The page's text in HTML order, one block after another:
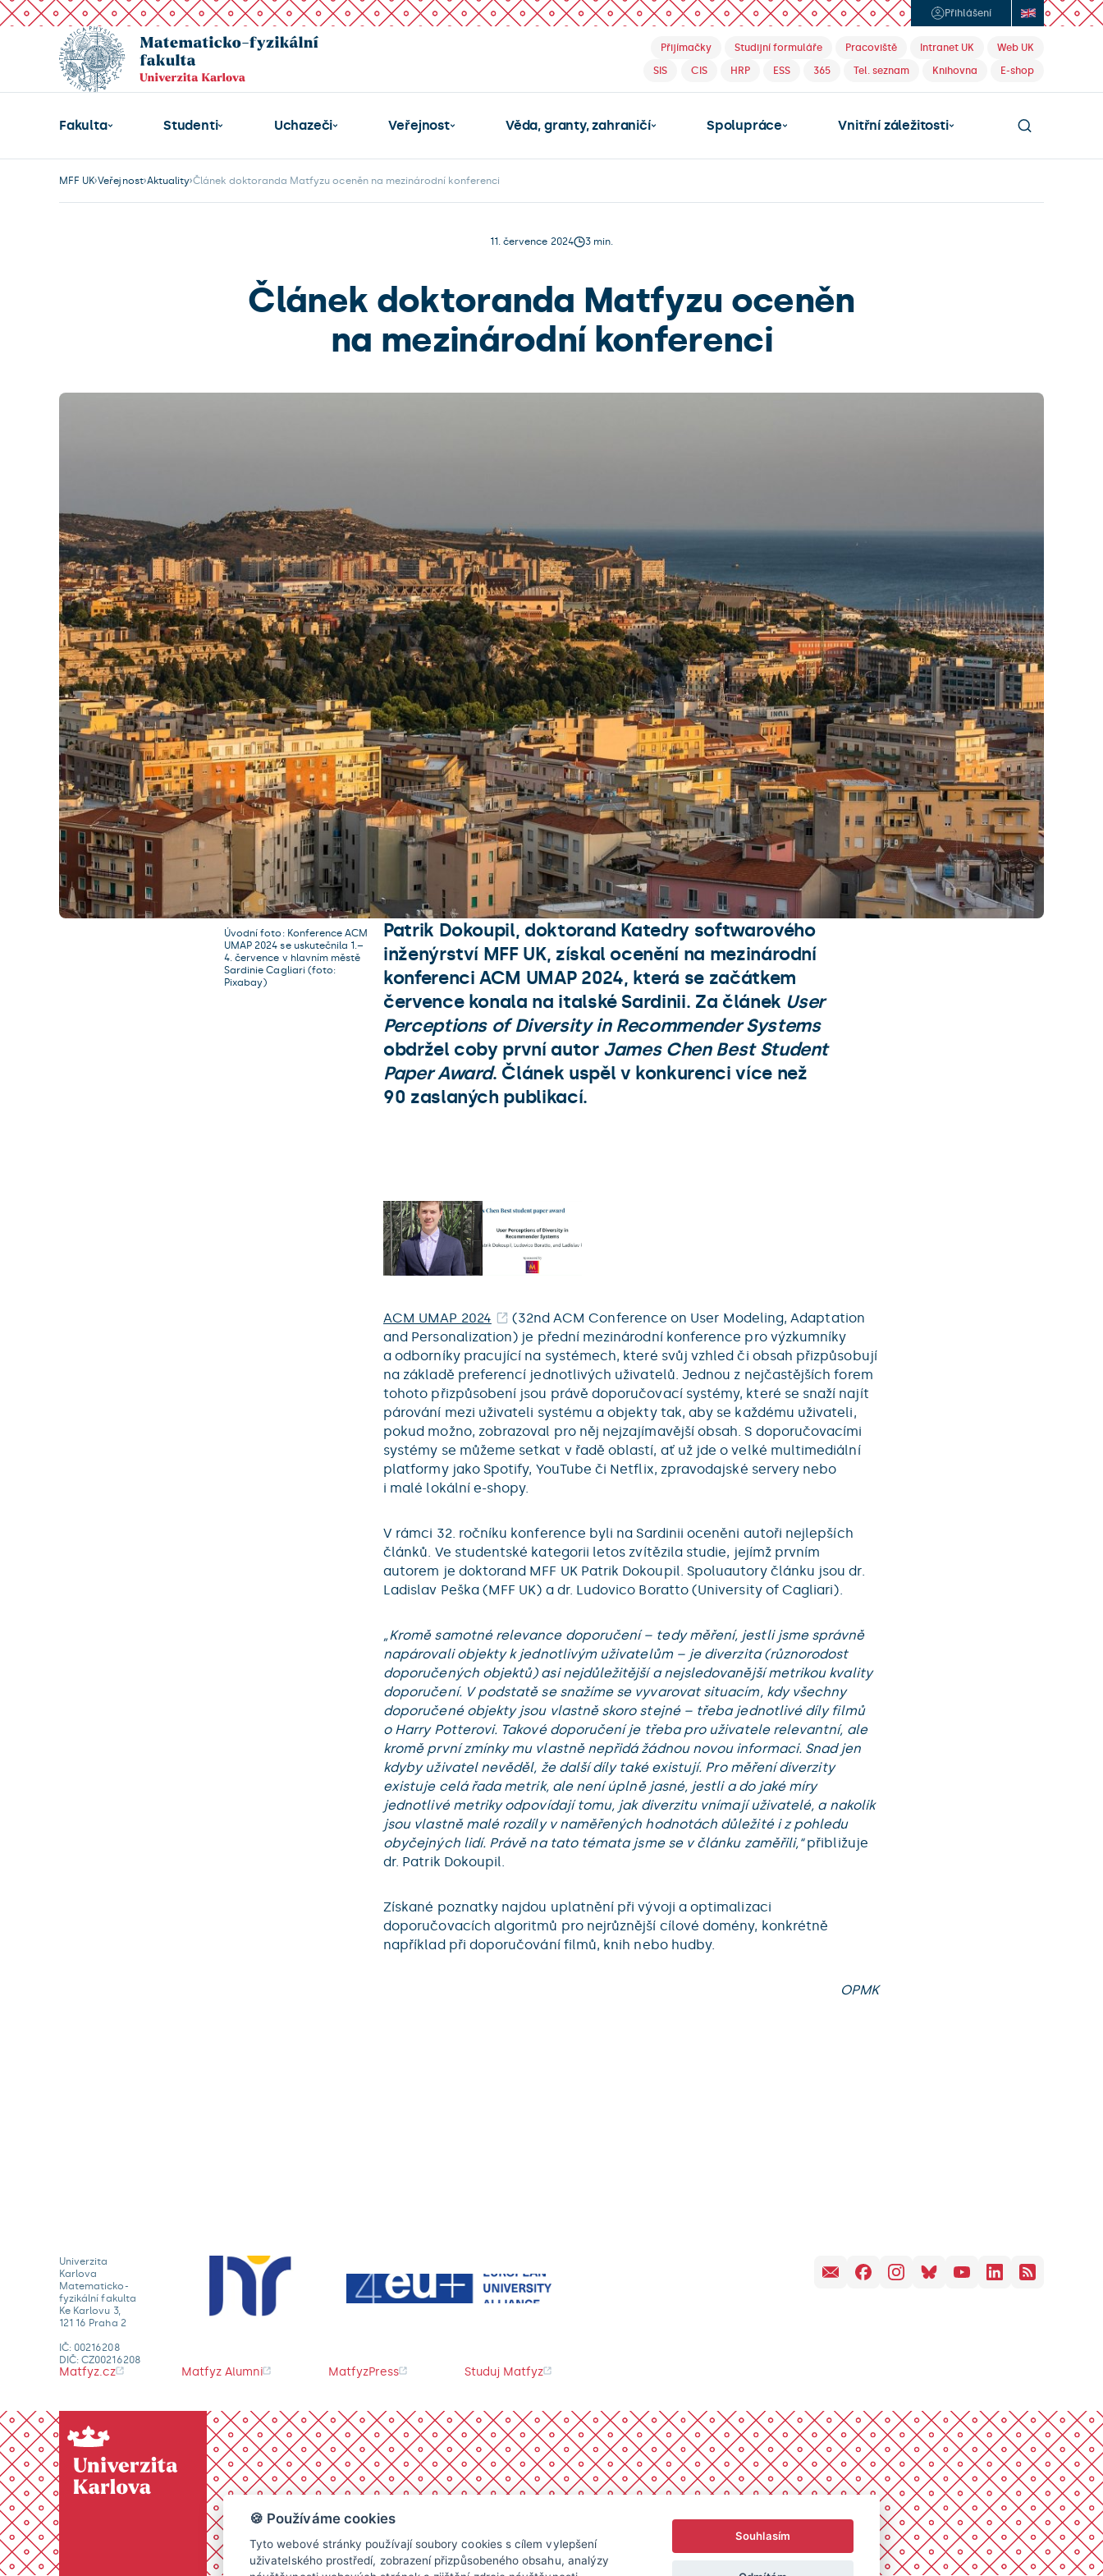
Přihlášení
Přijímačky Studijní formuláře Pracoviště Intranet UK
Web UK
SIS
CIS HRP ESS 365 Tel. seznam Knihovna E-shop
Fakulta Studenti Uchazeči Veřejnost Věda, granty, zahraničí Spolupráce Vnitřní záležitosti
MFF UK Veřejnost Aktuality Článek doktoranda Matfyzu oceněn na mezinárodní konferenci
11. července 2024 3 min.
Článek doktoranda Matfyzu oceněn
na mezinárodní konferenci
Úvodní foto: Konference ACM
UMAP 2024 se uskutečnila 1.–
4. července v hlavním městě
Sardinie Cagliari (foto:
Pixabay)
Patrik Dokoupil, doktorand Katedry softwarového
inženýrství MFF UK, získal ocenění na mezinárodní
konferenci ACM UMAP 2024, která se začátkem
července konala na italské Sardinii. Za článek User
Perceptions of Diversity in Recommender Systems
obdržel coby první autor James Chen Best Student
Paper Award. Článek uspěl v konkurenci více než
90 zaslaných publikací.
ACM UMAP 2024
(32nd ACM Conference on User Modeling, Adaptation
and Personalization) je přední mezinárodní konference pro výzkumníky
a odborníky pracující na systémech, které svůj vzhled či obsah přizpůsobují
na základě preferencí jednotlivých uživatelů. Jednou z nejčastějších forem
tohoto přizpůsobení jsou právě doporučovací systémy, které se snaží najít
párování mezi uživateli systému a objekty tak, aby se každému uživateli,
pokud možno, zobrazoval pro něj nejzajímavější obsah. S doporučovacími
systémy se můžeme setkat v řadě oblastí, ať už jde o velké multimediální
platformy jako Spotify, YouTube či Netflix, zpravodajské servery nebo
i malé lokální e-shopy.
V rámci 32. ročníku konference byli na Sardinii oceněni autoři nejlepších
článků. Ve studentské kategorii letos zvítězila studie, jejímž prvním
autorem je doktorand MFF UK Patrik Dokoupil. Spoluautory článku jsou dr.
Ladislav Peška (MFF UK) a dr. Ludovico Boratto (University of Cagliari).
„Kromě samotné relevance doporučení – tedy měření, jestli jsme správně
napárovali objekty k jednotlivým uživatelům – je diverzita (různorodost
doporučených objektů) asi nejdůležitější a nejsledovanější metrikou kvality
doporučení. V podstatě se snažíme se vyvarovat situacím, kdy všechny
doporučené objekty jsou vlastně skoro stejné – třeba jednotlivé díly filmů
o Harry Potterovi. Takové doporučení je třeba pro uživatele relevantní, ale
kromě první zmínky mu vlastně nepřidá žádnou novou informaci. Snad jen
kdyby uživatel nevěděl, že další díly také existují. Pro měření diverzity
existuje celá řada metrik, ale není úplně jasné, jestli a do jaké míry
jednotlivé metriky odpovídají tomu, jak diverzitu vnímají uživatelé, a nakolik
jsou vlastně malé rozdíly v naměřených hodnotách důležité i z pohledu
obyčejných lidí. Právě na tato témata jsme se v článku zaměřili,“přibližuje
dr. Patrik Dokoupil.
Získané poznatky najdou uplatnění při vývoji a optimalizaci
doporučovacích algoritmů pro nejrůznější cílové domény, konkrétně
například při doporučování filmů, knih nebo hudby.
OPMK
Univerzita
Karlova
Matematicko-
fyzikální fakulta
Ke Karlovu 3,
121 16 Praha 2
IČ: 00216208
DIČ: CZ00216208
Matfyz.cz Matfyz Alumni MatfyzPress Studuj Matfyz
🍪 Používáme cookies
Tyto webové stránky používají soubory cookies s cílem vylepšení
uživatelského prostředí, zobrazení přizpůsobeného obsahu, analýzy
Souhlasím